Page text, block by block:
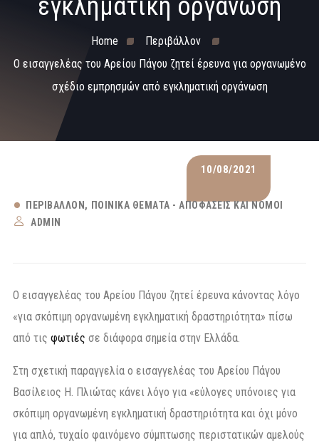
εγκληματική οργάνωση
Home
Περιβάλλον
Ο εισαγγελέας του Αρείου Πάγου ζητεί έρευνα για οργανωμένο
σχέδιο εμπρησμών από εγκληματική οργάνωση
10/08/2021
ΠΕΡΙΒΆΛΛΟΝ
ΠΟΙΝΙΚΆ ΘΈΜΑΤΑ - ΑΠΟΦΆΣΕΙΣ ΚΑΙ ΝΌΜΟΙ
ADMIN
Ο εισαγγελέας του Αρείου Πάγου ζητεί έρευνα κάνοντας λόγο
«για σκόπιμη οργανωμένη εγκληματική δραστηριότητα» πίσω
από τις φωτιές σε διάφορα σημεία στην Ελλάδα.
Στη σχετική παραγγελία ο εισαγγελέας του Αρείου Πάγου
Βασίλειος Η. Πλιώτας κάνει λόγο για «εύλογες υπόνοιες για
σκόπιμη οργανωμένη εγκληματική δραστηριότητα και όχι μόνο
για απλό, τυχαίο φαινόμενο σύμπτωσης περιστατικών αμελούς